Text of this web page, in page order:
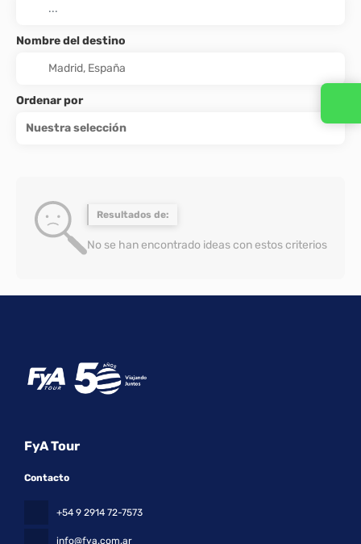
Nombre del destino
Ordenar por
Nuestra selección
Resultados de:
No se han encontrado ideas con estos criterios
FyA Tour
Contacto
+54 9 2914 72-7573
info@fya.com.ar